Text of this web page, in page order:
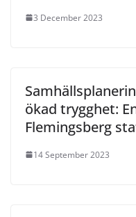
3 December 2023
ökad trygghet:
Flemingsberg
14 September 2023